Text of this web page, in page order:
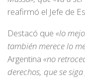
reafirmó el Jefe de
Destacó que «lo
también merece lo
Argentina «no
derechos, que se